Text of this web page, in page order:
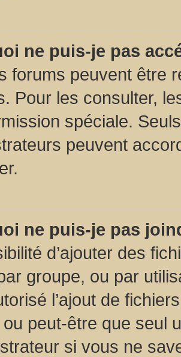
ne puis-je pas
forums peuvent être
Pour les consulter,
spéciale.
peuvent
ne puis-je pas
d’ajouter des
groupe, ou par
l’ajout de
peut-être que seul
si vous ne